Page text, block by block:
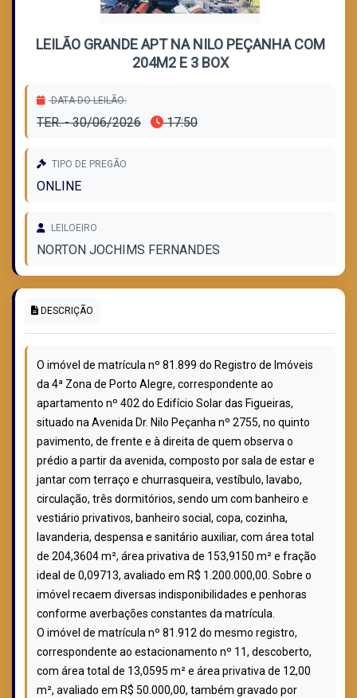
LEILÃO GRANDE APT NA NILO PEÇANHA COM
204M2 E 3 BOX
DATA DO LEILÃO:
TER. - 30/06/2026 17:50
TIPO DE PREGÃO
ONLINE
LEILOEIRO
NORTON JOCHIMS FERNANDES
DESCRIÇÃO
O imóvel de matrícula nº 81.899 do Registro de Imóveis
da 4ª Zona de Porto Alegre, correspondente ao
apartamento nº 402 do Edifício Solar das Figueiras,
situado na Avenida Dr. Nilo Peçanha nº 2755, no quinto
pavimento, de frente e à direita de quem observa o
prédio a partir da avenida, composto por sala de estar e
jantar com terraço e churrasqueira, vestíbulo, lavabo,
circulação, três dormitórios, sendo um com banheiro e
vestiário privativos, banheiro social, copa, cozinha,
lavanderia, despensa e sanitário auxiliar, com área total
de 204,3604 m², área privativa de 153,9150 m² e fração
ideal de 0,09713, avaliado em R$ 1.200.000,00. Sobre o
imóvel recaem diversas indisponibilidades e penhoras
conforme averbações constantes da matrícula.
O imóvel de matrícula nº 81.912 do mesmo registro,
correspondente ao estacionamento nº 11, descoberto,
com área total de 13,0595 m² e área privativa de 12,00
m², avaliado em R$ 50.000,00, também gravado por